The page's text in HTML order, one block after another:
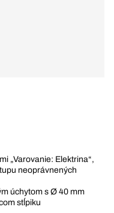
„Varovanie: Elektrina“,
neoprávnených
úchytom s Ø 40 mm
stĺpiku